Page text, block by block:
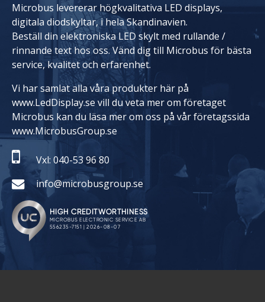
Microbus levererar högkvalitativa LED displays,
digitala diodskyltar, i hela Skandinavien.
Beställ din elektroniska LED skylt med rullande /
rinnande text hos oss. Vänd dig till Microbus för bästa
service, kvalitet och erfarenhet.
Vi har samlat alla våra produkter här på
www.LedDisplay.se vill du veta mer om företaget
Microbus kan du läsa mer om oss på vår företagssida
www.MicrobusGroup.se
Vxl: 040-53 96 80
info@microbusgroup.se